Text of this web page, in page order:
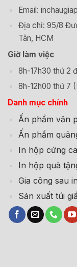
Email:
Địa chỉ: 95/8
Tân, HCM
Giờ làm việc
8h-17h30 thứ 2
8h-12h00 thứ 7
Danh mục chính
Ấn phẩm văn
Ấn phẩm
In hộp cứng
In hộp quà
Gia công sau in
Sản xuất túi